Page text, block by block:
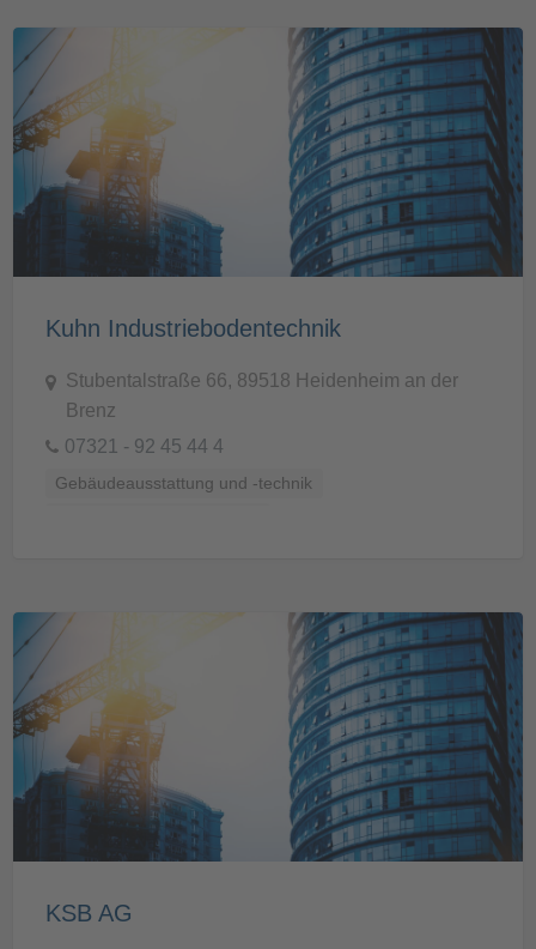
Kuhn Industriebodentechnik
Stubentalstraße 66, 89518 Heidenheim an der
Brenz
07321 - 92 45 44 4
Gebäudeausstattung und -technik
KSB AG